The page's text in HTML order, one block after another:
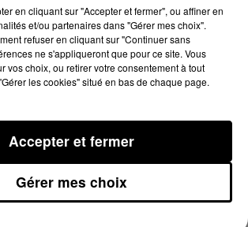
- 2 min 22 sec
GRAND TOULOUSE DU
11H00
grand Toulouse
en cliquant sur "Accepter et fermer", ou affiner en
et/ou partenaires dans "Gérer mes choix".
refuser en cliquant sur "Continuer sans
ne s'appliqueront que pour ce site. Vous
vos choix, ou retirer votre consentement à tout
les cookies" situé en bas de chaque page.
Gérer mes choix
Accepter et fermer